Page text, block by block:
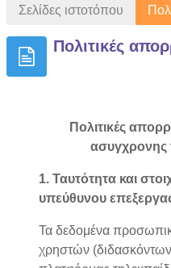
Σελίδες ιστοτόπου
Πολιτικές
Πολιτικές
ασυγχρονης
1. Ταυτότητα και
υπεύθυνου
Τα δεδομένα
χρηστών